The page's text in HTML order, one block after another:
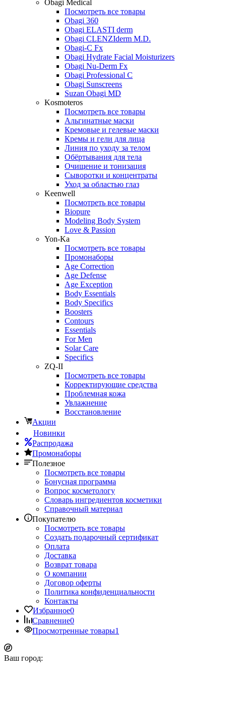
Obagi Medical
Посмотреть все товары
Obagi 360
Obagi ELASTI derm
Obagi CLENZIderm M.D.
Obagi-C Fx
Obagi Hydrate Facial Moisturizers
Obagi Nu-Derm Fx
Obagi Professional C
Obagi Sunscreens
Suzan Obagi MD
Kosmoteros
Посмотреть все товары
Альгинатные маски
Кремовые и гелевые маски
Кремы и гели для лица
Линия по уходу за телом
Обёртывания для тела
Очищение и тонизация
Сыворотки и концентраты
Уход за областью глаз
Keenwell
Посмотреть все товары
Biopure
Modeling Body System
Love & Passion
Yon-Ka
Посмотреть все товары
Промонаборы
Age Correction
Age Defense
Age Exception
Body Essentials
Body Specifics
Boosters
Contours
Essentials
For Men
Solar Care
Specifics
ZQ-II
Посмотреть все товары
Корректирующие средства
Проблемная кожа
Увлажнение
Восстановление
Акции
Новинки
Распродажа
Промонаборы
Полезное
Посмотреть все товары
Бонусная программа
Вопрос косметологу
Словарь ингредиентов косметики
Справочный материал
Покупателю
Посмотреть все товары
Создать подарочный сертификат
Оплата
Доставка
Возврат товара
О компании
Договор оферты
Политика конфиденциальности
Контакты
Избранное0
Сравнение0
Просмотренные товары1
Ваш город: